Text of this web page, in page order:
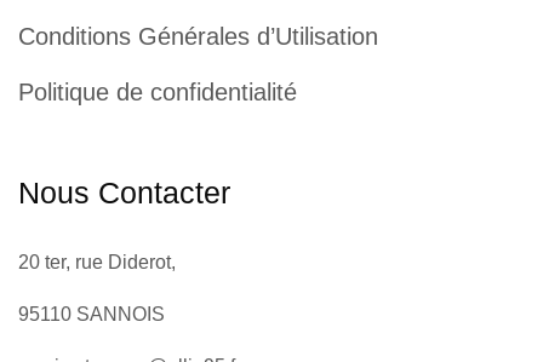
Conditions Générales d’Utilisation
Politique de confidentialité
Nous Contacter
20 ter, rue Diderot,
95110 SANNOIS